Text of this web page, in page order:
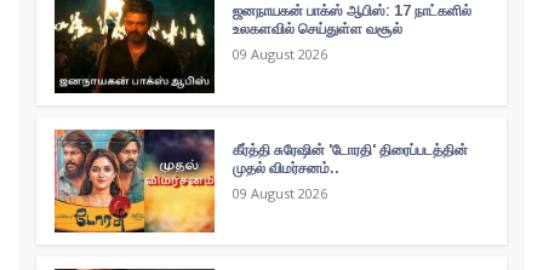
ஜனநாயகன் பாக்ஸ் ஆபிஸ்: 17 நாட்களில்
உலகளவில் செய்துள்ள வசூல்
09 August 2026
கீர்த்தி சுரேஷின் 'டோரதி' திரைப்படத்தின்
முதல் விமர்சனம்..
09 August 2026